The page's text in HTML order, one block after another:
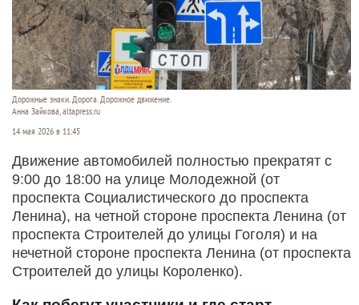
Дорожные знаки. Дорога. Дорожное движение.
Анна Зайкова, altapress.ru
14 мая 2026 в 11:45
Движение автомобилей полностью прекратят с
9:00 до 18:00 на улице Молодежной (от
проспекта Социалистического до проспекта
Ленина), на четной стороне проспекта Ленина (от
проспекта Строителей до улицы Гоголя) и на
нечетной стороне проспекта Ленина (от проспекта
Строителей до улицы Короленко).